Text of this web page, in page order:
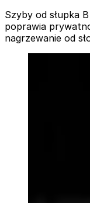
Szyby od słupka
poprawia
nagrzewanie od